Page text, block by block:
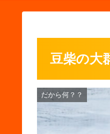
豆柴の大
だから何？？